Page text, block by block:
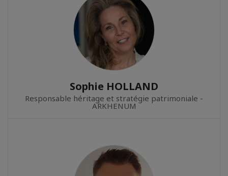
Sophie HOLLAND
Responsable héritage et stratégie patrimoniale -
ARKHENUM